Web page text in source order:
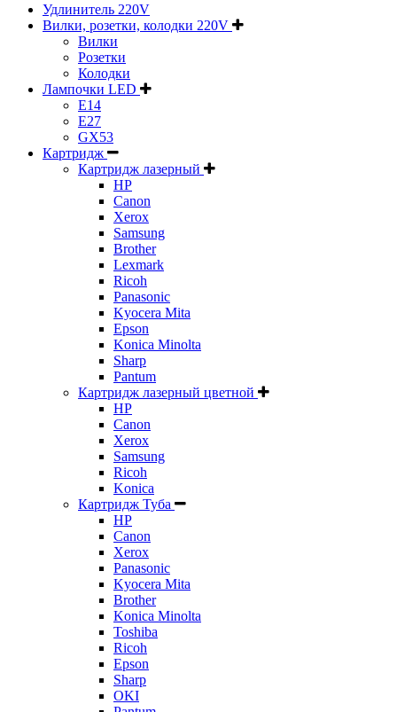
Удлинитель 220V
Вилки, розетки, колодки 220V
Вилки
Розетки
Колодки
Лампочки LED
E14
E27
GX53
Картридж
Картридж лазерный
HP
Canon
Xerox
Samsung
Brother
Lexmark
Ricoh
Panasonic
Kyocera Mita
Epson
Konica Minolta
Sharp
Pantum
Картридж лазерный цветной
HP
Canon
Xerox
Samsung
Ricoh
Konica
Картридж Туба
HP
Canon
Xerox
Panasonic
Kyocera Mita
Brother
Konica Minolta
Toshiba
Ricoh
Epson
Sharp
OKI